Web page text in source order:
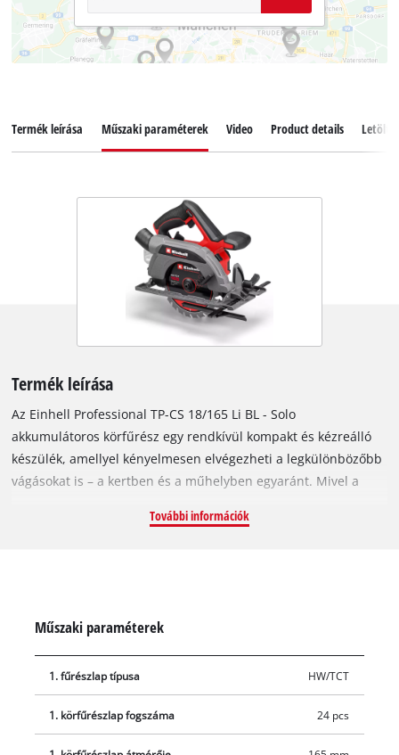
Termék leírása Műszaki paraméterek Video Product details
Termék leírása
Az Einhell Professional TP-CS 18/165 Li BL - Solo
akkumulátoros körfűrész egy rendkívül kompakt és kézreálló
készülék, amellyel kényelmesen elvégezheti a legkülönbözőbb
vágásokat is – a kertben és a műhelyben egyaránt. Mivel a
módjának csak a képzelete szabhat határt: egyetlen
online regisztrációt követően – 10 év jótállást vállalunk. A 165
mm átmérőjű és 24 fogas fűrészlappal (90°-os szögben) akár
59 mm mélységű vágásokat is végezhet. A vágás szögének
es tengelyfuratú körfűrészlap pedig (a tengelyzárnak
köszönhetően) pillanatok alatt rögzíthető vagy cserélhető. A
További információk
Műszaki paraméterek
1. fűrészlap típusa HW/TCT
1. körfűrészlap fogszáma 24 pcs